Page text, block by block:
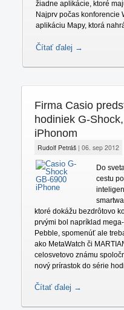
žiadne aplikácie, ktoré
Najprv počas konforencie
aplikáciu Mapy, ktorá
Čítať ďalej →
Firma Casio
hodiniek G-
iPhonom
Rudolf Petráš| 06. sep 2012
Do
cestu
ktoré dokážu bezdrôtovo
prvými bol napríklad
Pebble, spomenúť ale
ako MetaWatch či
celosvetovo známu
nový prírastok do série
Čítať ďalej →